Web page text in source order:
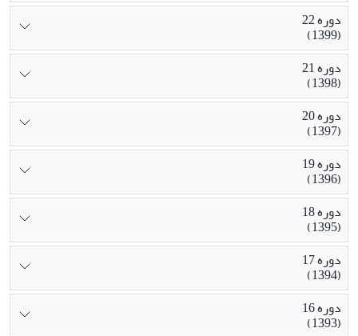
دوره 22
(1399)
دوره 21
(1398)
دوره 20
(1397)
دوره 19
(1396)
دوره 18
(1395)
دوره 17
(1394)
دوره 16
(1393)